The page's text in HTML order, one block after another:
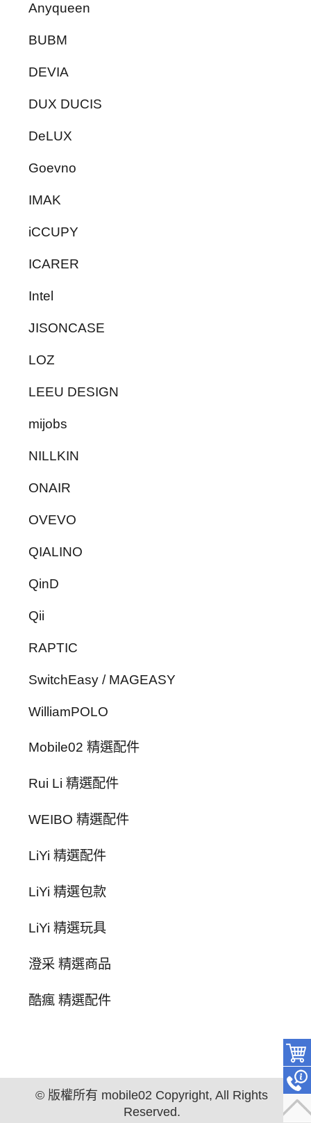
Anyqueen
BUBM
DEVIA
DUX DUCIS
DeLUX
Goevno
IMAK
iCCUPY
ICARER
Intel
JISONCASE
LOZ
LEEU DESIGN
mijobs
NILLKIN
ONAIR
OVEVO
QIALINO
QinD
Qii
RAPTIC
SwitchEasy / MAGEASY
WilliamPOLO
Mobile02 精選配件
Rui Li 精選配件
WEIBO 精選配件
LiYi 精選配件
LiYi 精選包款
LiYi 精選玩具
澄采 精選商品
酷瘋 精選配件
© 版權所有 mobile02 Copyright, All Rights
Reserved.